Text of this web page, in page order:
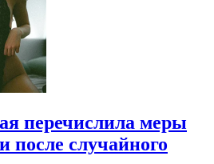
перечислила меры
после случайного